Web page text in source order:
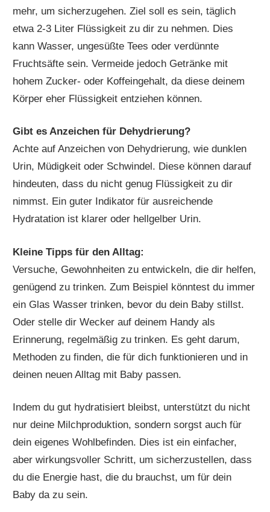
mehr, um sicherzugehen. Ziel soll es sein, täglich
etwa 2-3 Liter Flüssigkeit zu dir zu nehmen. Dies
kann Wasser, ungesüßte Tees oder verdünnte
Fruchtsäfte sein. Vermeide jedoch Getränke mit
hohem Zucker- oder Koffeingehalt, da diese deinem
Körper eher Flüssigkeit entziehen können.
Gibt es Anzeichen für Dehydrierung?
Achte auf Anzeichen von Dehydrierung, wie dunklen
Urin, Müdigkeit oder Schwindel. Diese können darauf
hindeuten, dass du nicht genug Flüssigkeit zu dir
nimmst. Ein guter Indikator für ausreichende
Hydratation ist klarer oder hellgelber Urin.
Kleine Tipps für den Alltag:
Versuche, Gewohnheiten zu entwickeln, die dir helfen,
genügend zu trinken. Zum Beispiel könntest du immer
ein Glas Wasser trinken, bevor du dein Baby stillst.
Oder stelle dir Wecker auf deinem Handy als
Erinnerung, regelmäßig zu trinken. Es geht darum,
Methoden zu finden, die für dich funktionieren und in
deinen neuen Alltag mit Baby passen.
Indem du gut hydratisiert bleibst, unterstützt du nicht
nur deine Milchproduktion, sondern sorgst auch für
dein eigenes Wohlbefinden. Dies ist ein einfacher,
aber wirkungsvoller Schritt, um sicherzustellen, dass
du die Energie hast, die du brauchst, um für dein
Baby da zu sein.